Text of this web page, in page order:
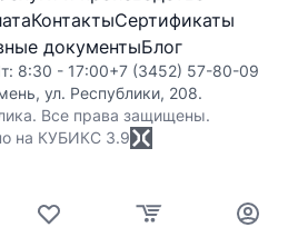
КонтактыСертификаты
документыБлог
8:30 - 17:00+7 (3452) 57-80-09
ул. Республики, 208.
Все права защищены.
на КУБИКС 3.9